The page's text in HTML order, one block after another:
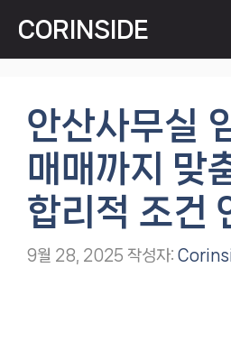
츠
CORINSIDE
안산사무실
매매까지 맞
합리적 조건
9월 28, 2025 작성자: